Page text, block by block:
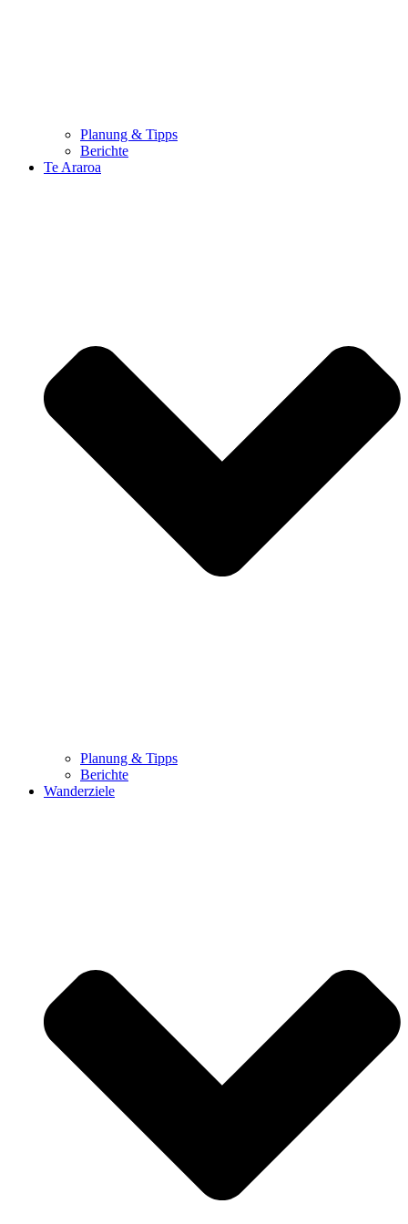
Planung & Tipps
Berichte
Te Araroa
Planung & Tipps
Berichte
Wanderziele